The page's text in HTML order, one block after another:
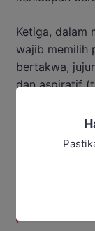
Ketiga, dalam
wajib memilih
bertakwa,
dan aspiratif
(fathonah),